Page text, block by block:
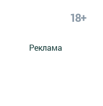
18+
Реклама